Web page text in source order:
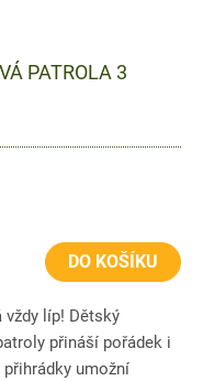
PATROLA 3
DO KOŠÍKU
vždy líp! Dětský
přináší pořádek i
umožní